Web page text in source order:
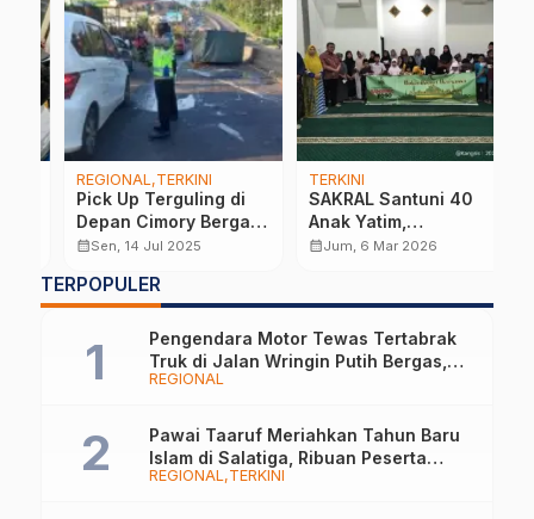
REGIONAL TERKINI
Pick Up Terguling di
Depan Cimory Bergas,
Sopir Luka Ringan
Sen, 14 Jul 2025
TERKINI
SAKRAL Santuni 40
Anak Yatim,
Momentum Berbagi di
Jum, 6 Mar 2026
…
TERPOPULER
REGIONAL
Pengendara Motor Tewas Tertabrak
Truk di Jalan Wringin Putih Bergas,
Begini Kronologinya
REGIONAL TERKINI
Pawai Taaruf Meriahkan Tahun Baru
Islam di Salatiga, Ribuan Peserta
Tampilkan Nuansa Religi dan Budaya